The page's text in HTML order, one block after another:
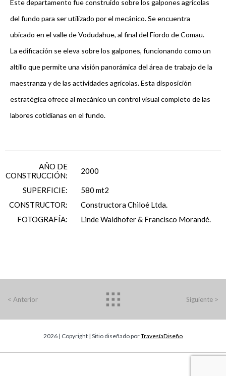
Este departamento fue construido sobre los galpones agrícolas
del fundo para ser utilizado por el mecánico. Se encuentra
ubicado en el valle de Vodudahue, al final del Fiordo de Comau.
La edificación se eleva sobre los galpones, funcionando como un
altillo que permite una visión panorámica del área de trabajo de la
maestranza y de las actividades agrícolas. Esta disposición
estratégica ofrece al mecánico un control visual completo de las
labores cotidianas en el fundo.
AÑO DE
CONSTRUCCIÓN:
2000
SUPERFICIE:
580 mt2
CONSTRUCTOR:
Constructora Chiloé Ltda.
FOTOGRAFÍA:
Linde Waidhofer & Francisco Morandé.
< Anterior Siguiente >
2026 | Copyright | Sitio diseñado porTravesíaDiseño